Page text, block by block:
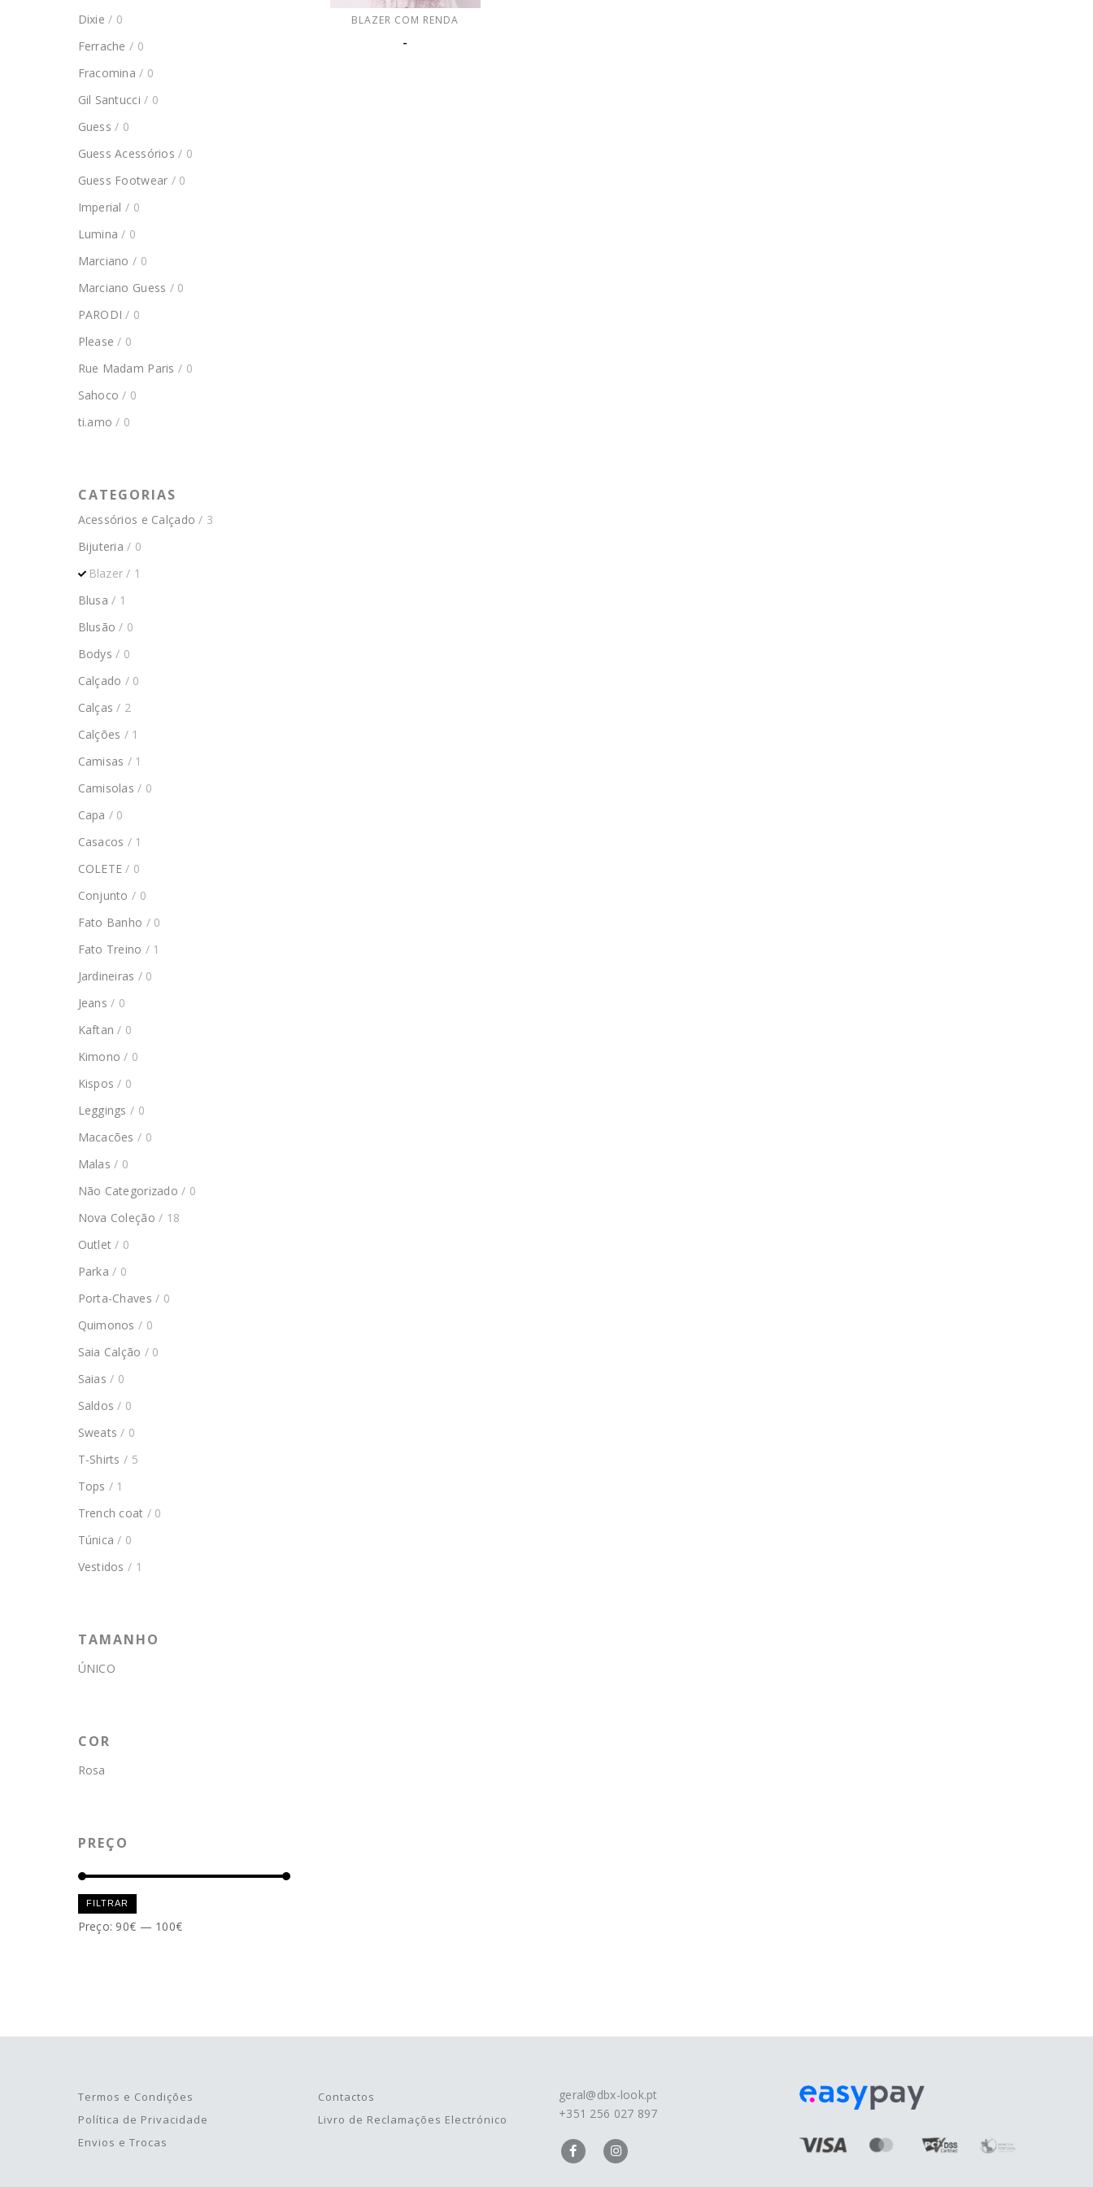
BLAZER COM RENDA
-
Dixie / 0
Ferrache / 0
Fracomina / 0
Gil Santucci / 0
Guess / 0
Guess Acessórios / 0
Guess Footwear / 0
Imperial / 0
Lumina / 0
Marciano / 0
Marciano Guess / 0
PARODI / 0
Please / 0
Rue Madam Paris / 0
Sahoco / 0
ti.amo / 0
CATEGORIAS
Acessórios e Calçado / 3
Bijuteria / 0
Blazer / 1
Blusa / 1
Blusão / 0
Bodys / 0
Calçado / 0
Calças / 2
Calções / 1
Camisas / 1
Camisolas / 0
Capa / 0
Casacos / 1
COLETE / 0
Conjunto / 0
Fato Banho / 0
Fato Treino / 1
Jardineiras / 0
Jeans / 0
Kaftan / 0
Kimono / 0
Kispos / 0
Leggings / 0
Macacões / 0
Malas / 0
Não Categorizado / 0
Nova Coleção / 18
Outlet / 0
Parka / 0
Porta-Chaves / 0
Quimonos / 0
Saia Calção / 0
Saias / 0
Saldos / 0
Sweats / 0
T-Shirts / 5
Tops / 1
Trench coat / 0
Túnica / 0
Vestidos / 1
TAMANHO
ÚNICO
COR
Rosa
PREÇO
Preço
mínimo
Preço
máximo
FILTRAR
Preço: 90€ — 100€
Termos e Condições
Política de Privacidade
Envios e Trocas
Contactos
Livro de Reclamações Electrónico
geral@dbx-look.pt
+351 256 027 897